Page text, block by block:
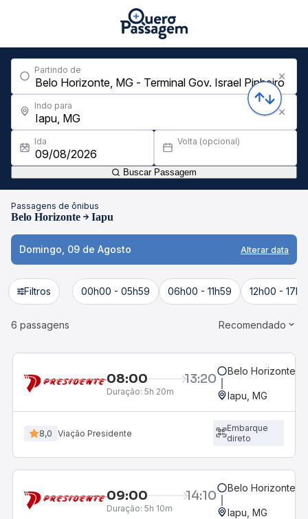
Partindo de
Indo para
Ida Volta (opcional)
Buscar Passagem
Passagens de ônibus
Belo Horizonte Iapu
Domingo, 09 de Agosto Alterar data
Filtros 00h00 - 05h59 06h00 - 11h59 12h00 -
6 passagens Recomendado
08:00 13:20
Duração: 5h 20m
Belo Horizonte,
Iapu, MG
8,0 Viação Presidente
Embarque
direto
09:00 14:10
Duração: 5h 10m
Belo Horizonte,
Iapu, MG